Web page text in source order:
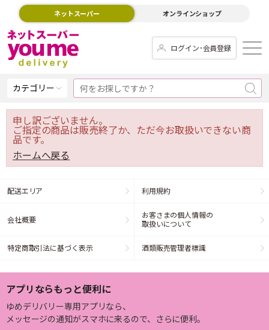
ネットスーパー オンラインショップ
ログイン･会員登録
カテゴリー
申し訳ございません。
ご指定の商品は販売終了か、ただ今お取扱いできない商
品です。
ホームへ戻る
配送エリア 利用規約
会社概要
お客さまの個人情報の
取扱いについて
特定商取引法に基づく表示 酒類販売管理者標識
アプリならもっと便利に
ゆめデリバリー専用アプリなら、
メッセージの通知がスマホに来るので、さらに便利。